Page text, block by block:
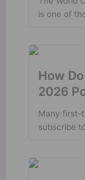
is one of
How
2026
Many first-
subscribe